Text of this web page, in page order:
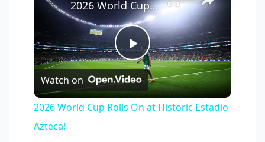
Play
Video
2026 World Cup Rolls On at Historic Estadio Azteca!
Watch on
2026 World Cup Rolls On at Historic Estadio
Azteca!